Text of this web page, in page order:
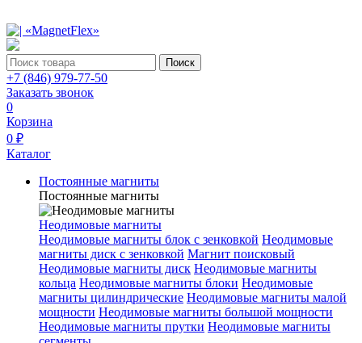
Поиск
+7 (846) 979-77-50
Заказать звонок
0
Корзина
0 ₽
Каталог
Постоянные магниты
Постоянные магниты
Неодимовые магниты
Неодимовые магниты блок с зенковкой Неодимовые
магниты диск с зенковкой Магнит поисковый
Неодимовые магниты диск Неодимовые магниты
кольца Неодимовые магниты блоки Неодимовые
магниты цилиндрические Неодимовые магниты малой
мощности Неодимовые магниты большой мощности
Неодимовые магниты прутки Неодимовые магниты